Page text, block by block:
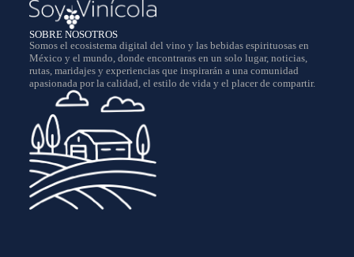
SOBRE NOSOTROS
Somos el ecosistema digital del vino y las bebidas espirituosas en
México y el mundo, donde encontraras en un solo lugar, noticias,
rutas, maridajes y experiencias que inspirarán a una comunidad
apasionada por la calidad, el estilo de vida y el placer de compartir.